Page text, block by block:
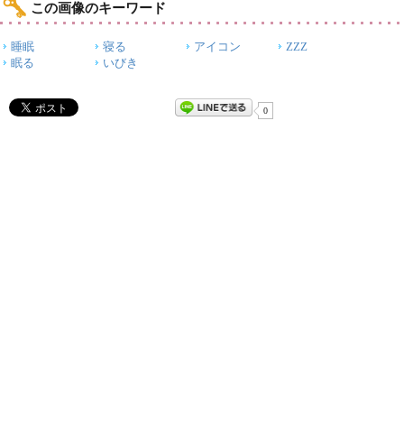
この画像のキーワード
睡眠 寝る アイコン
ZZZ
眠る
いびき
0